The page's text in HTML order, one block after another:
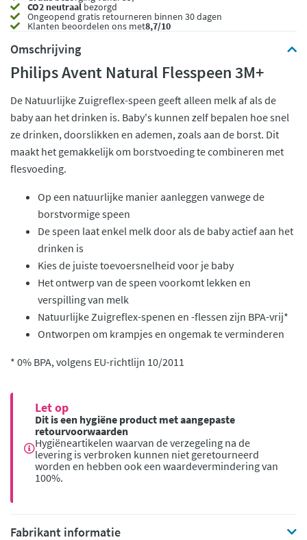
CO2 neutraalbezorgd
Ongeopend gratis retourneren binnen 30 dagen
Klanten beoordelen ons met8,7/10
Omschrijving
Philips Avent Natural Flesspeen 3M+
De Natuurlijke Zuigreflex-speen geeft alleen melk af als de
baby aan het drinken is. Baby's kunnen zelf bepalen hoe snel
ze drinken, doorslikken en ademen, zoals aan de borst. Dit
maakt het gemakkelijk om borstvoeding te combineren met
flesvoeding.
Op een natuurlijke manier aanleggen vanwege de
borstvormige speen
De speen laat enkel melk door als de baby actief aan het
drinken is
Kies de juiste toevoersnelheid voor je baby
Het ontwerp van de speen voorkomt lekken en
verspilling van melk
Natuurlijke Zuigreflex-spenen en -flessen zijn BPA-vrij*
Ontworpen om krampjes en ongemak te verminderen
* 0% BPA, volgens EU-richtlijn 10/2011
Let op
Dit is een hygiëne product met aangepaste
retourvoorwaarden
Hygiëneartikelen waarvan de verzegeling na de
levering is verbroken kunnen niet geretourneerd
worden en hebben ook een waardevermindering van
100%.
Fabrikant informatie